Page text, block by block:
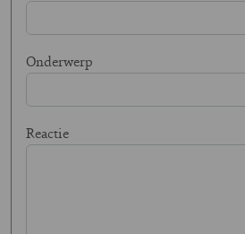
Onderwerp
Reactie